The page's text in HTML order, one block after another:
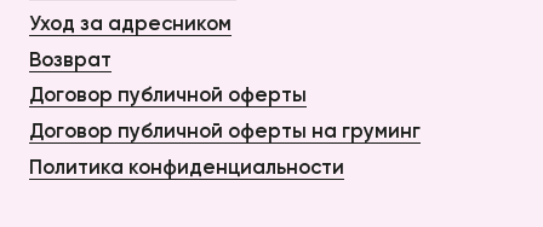
Уход за адресником
Возврат
Договор публичной оферты
Договор публичной оферты на груминг
Политика конфиденциальности